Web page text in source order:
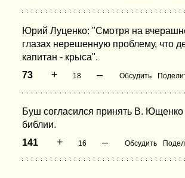
Юрий Луценко: "Смотря на
глазах нерешенную проблему, что
капитан - крыса".
73
+ 18 – Обсудить
Буш согласился принять В.
библии.
141
+ 16 – Обсудить